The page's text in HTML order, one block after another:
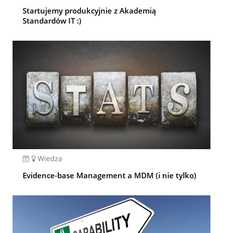
Startujemy produkcyjnie z Akademią
Standardów IT :)
Wiedza
Evidence-base Management a MDM (i nie tylko)